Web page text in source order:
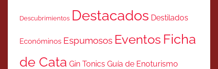
Descubrimientos Destacados Destilados
Económinos Espumosos Eventos Ficha
de Cata Gin Tonics Guía de Enoturismo